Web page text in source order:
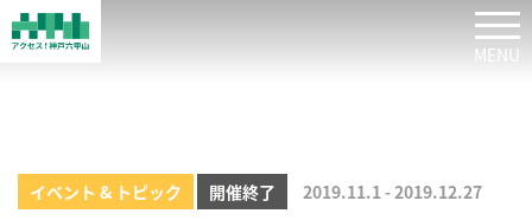
イベント & トピック 開催終了 2019.11.1 - 2019.12.27